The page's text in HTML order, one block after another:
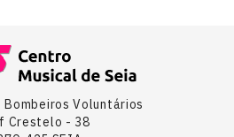
Bombeiros Voluntários
Crestelo - 38